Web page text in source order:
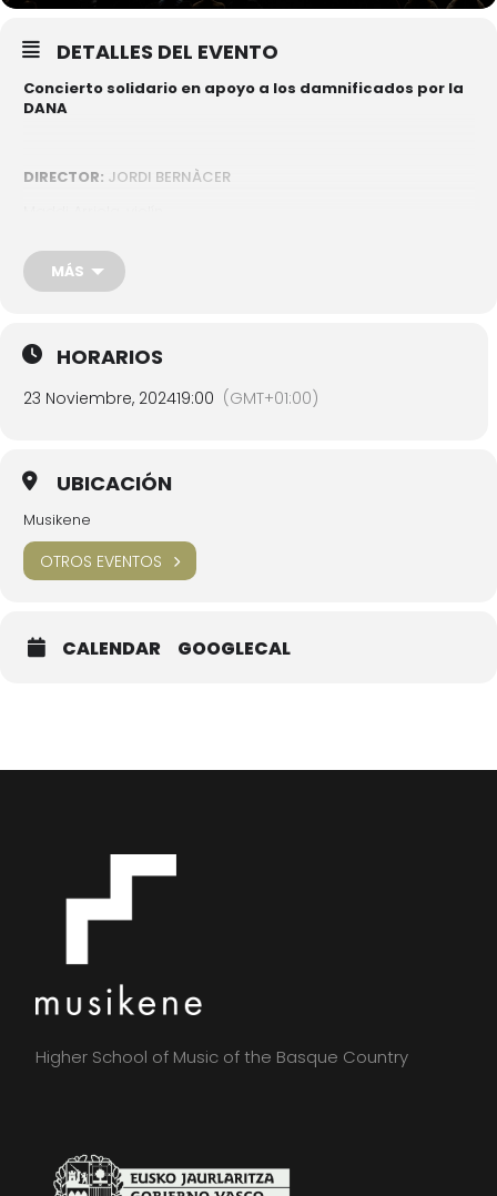
DETALLES DEL EVENTO
Concierto solidario en apoyo a los damnificados por la
DANA
DIRECTOR: JORDI BERNÀCER
M. Ravel: Alborada del Gracioso
I. Stravinsky:La Consagración de la Primavera
MÁS
HORARIOS
23 Noviembre, 202419:00 (GMT+01:00)
UBICACIÓN
Musikene
OTROS EVENTOS
CALENDAR GOOGLECAL
Higher School of Music of the Basque Country